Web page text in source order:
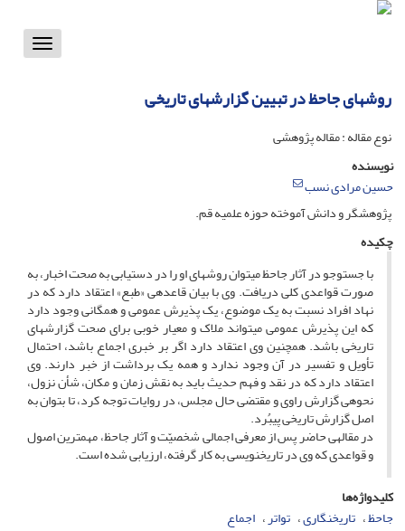
Toggle
روش‏هاى جاحظ در تبیین گزارش‏هاى تاریخى‏
نوع مقاله : مقاله پژوهشی
نویسنده
حسین مرادی نسب
پژوهشگر و دانش ‏آموخته‏ حوزه‏ علمیه قم.
چکیده
با جست‏وجو در آثار جاحظ مى‏توان روش‏هاى او را در دست‏یابى به صحت اخبار، به
صورت قواعدى کلى دریافت. وى با بیان قاعده‏ى «طبع» اعتقاد دارد که در
نهاد افراد نسبت به یک موضوع، یک پذیرش عمومى و همگانى وجود دارد
که این پذیرش عمومى مى‏تواند ملاک و معیار خوبى براى صحت گزارش‏هاى
تاریخى باشد. هم‏چنین وى اعتقاد دارد اگر بر خبرى اجماع باشد، احتمال
تأویل و تفسیر در آن وجود ندارد و همه یک برداشت از خبر دارند. وى
اعتقاد دارد که در نقد و فهم حدیث باید به نقش زمان و مکان، شأن نزول،
نحوه‏ى گزارش راوى و مقتضى حال مجلس، در روایات توجه کرد، تا بتوان به
اصل گزارش تاریخى پى‏بُرد.
در مقاله‏ى حاضر پس از معرفى اجمالى شخصیّت و آثار جاحظ، مهم‏ترین اصول
و قواعدى که وى در تاریخ‏نویسى به کار گرفته، ارزیابى شده است.
کلیدواژه‌ها
جاحظ تاریخ‏نگارى تواتر اجماع